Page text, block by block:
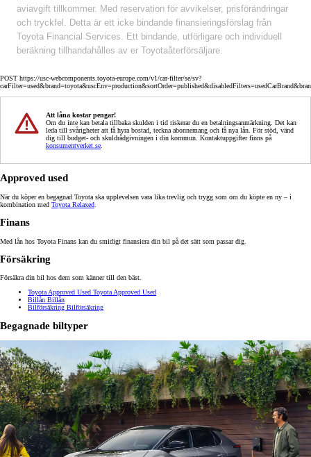
aviavgift tillkommer. Med reservation för avvikelser, prisförändringar
och tryckfel. Detta är ett icke bindande finansieringsförslag från
Toyota Financial Services. Ett bindande, utförligare och individuell
beräkning tillhandahålles av er Toyotaåterförsäljare.
POST https://usc-webcomponents.toyota-europe.com/v1/car-filter/se/sv?
Att låna kostar pengar!
Om du inte kan betala tillbaka skulden i tid riskerar du en betalningsanmärkning. Det kan
leda till svårigheter att få hyra bostad, teckna abonnemang och få nya lån. För stöd, vänd
dig till budget- och skuldrådgivningen i din kommun. Kontaktuppgifter finns på
konsumentverket.se
Approved used
När du köper en begagnad Toyota ska upplevelsen vara lika trevlig och trygg som om du köpte en ny – i
kombination med Toyota Relaxed
Finans
Med lån hos Toyota Finans kan du smidigt finansiera din bil på det sätt som passar dig.
Försäkring
Försäkra din bil hos dem som känner till den bäst.
Toyota Approved Used Toyota Approved Used
Billån Billån
Bilförsäkring Bilförsäkring
Begagnade biltyper